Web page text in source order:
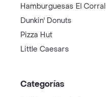
Hamburguesas El Corral
Dunkin' Donuts
Pizza Hut
Little Caesars
Categorías